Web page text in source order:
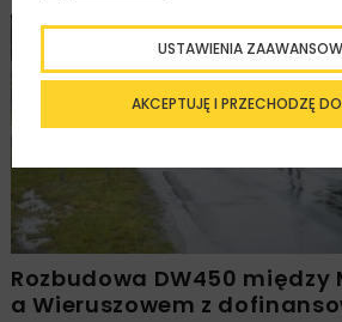
DROGI
Rozbudowa DW450 między
a Wieruszowem z
AKCEPTUJĘ I PRZECHODZĘ
USTAWIENIA